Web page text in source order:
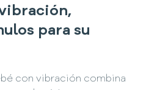
para su
con vibración combina